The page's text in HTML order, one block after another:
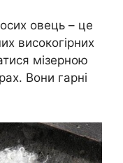
овець – це
високогірних
мізерною
Вони гарні